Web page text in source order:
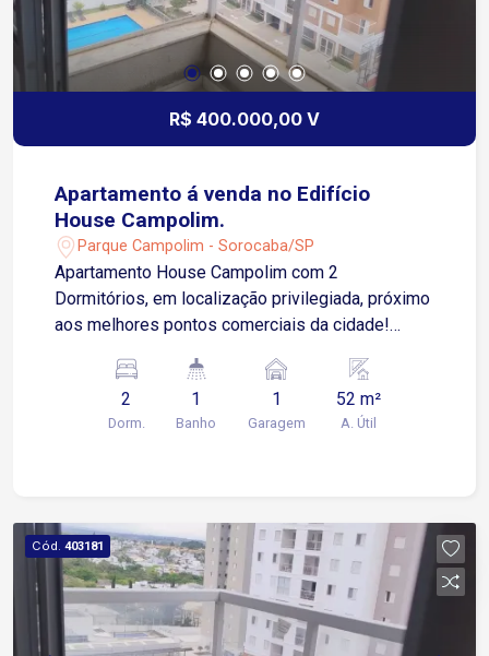
R$ 400.000,00 V
Apartamento á venda no Edifício
House Campolim.
Parque Campolim - Sorocaba/SP
Apartamento House Campolim com 2
Dormitórios, em localização privilegiada, próximo
aos melhores pontos comerciais da cidade!
iluminado, salas e cozinha com excelente
infraestrutura, 2 dormitórios, sala com varanda,
cozinha, banheiro e garagem, todos os ambientes
todos os condôminos, 02 elevadores, salão de
festa e uma excelente garagem coberta.
2
Dorm.
1
Banho
1
Garagem
52 m²
A. Útil
Cód. 403181